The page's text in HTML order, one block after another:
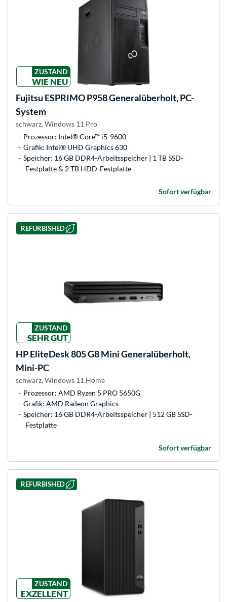
ZUSTAND
WIE NEU
Fujitsu ESPRIMO P958 Generalüberholt, PC-
System
schwarz, Windows 11 Pro
Prozessor: Intel® Core™ i5-9600
Grafik: Intel® UHD Graphics 630
Speicher: 16 GB DDR4-Arbeitsspeicher | 1 TB SSD-
Festplatte & 2 TB HDD-Festplatte
Sofort verfügbar
REFURBISHED
ZUSTAND
SEHR GUT
HPEliteDesk 805 G8 Mini Generalüberholt,
Mini-PC
schwarz, Windows 11 Home
Prozessor: AMD Ryzen 5 PRO 5650G
Grafik: AMD Radeon Graphics
Speicher: 16 GB DDR4-Arbeitsspeicher | 512 GB SSD-
Festplatte
Sofort verfügbar
REFURBISHED
ZUSTAND
EXZELLENT